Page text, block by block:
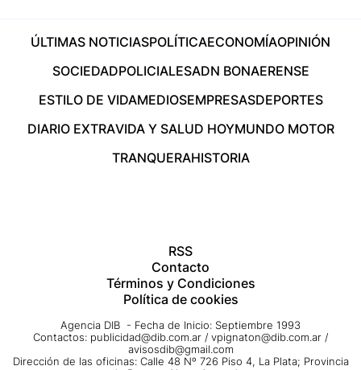
ÚLTIMAS NOTICIASPOLÍTICAECONOMÍAOPINIÓN
SOCIEDADPOLICIALESADN BONAERENSE
ESTILO DE VIDAMEDIOSEMPRESASDEPORTES
DIARIO EXTRAVIDA Y SALUD HOYMUNDO MOTOR
TRANQUERAHISTORIA
RSS
Contacto
Términos y Condiciones
Política de cookies
Agencia DIB - Fecha de Inicio: Septiembre 1993
Contactos: publicidad@dib.com.ar / vpignaton@dib.com.ar /
avisosdib@gmail.com
Dirección de las oficinas: Calle 48 Nº 726 Piso 4, La Plata; Provincia